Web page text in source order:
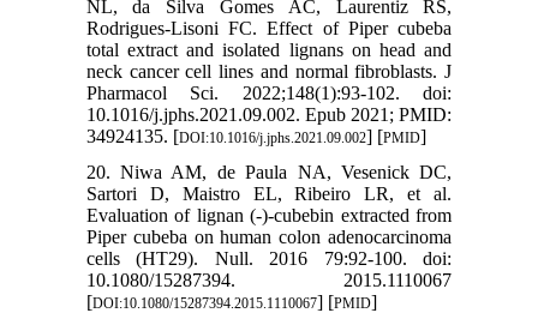
NL, da Silva Gomes AC, Laurentiz RS,
Rodrigues-Lisoni FC. Effect of Piper cubeba
total extract and isolated lignans on head and
neck cancer cell lines and normal fibroblasts. J
Pharmacol Sci. 2022;148(1):93-102. doi:
10.1016/j.jphs.2021.09.002. Epub 2021; PMID:
34924135. [DOI:10.1016/j.jphs.2021.09.002] [PMID]
20. Niwa AM, de Paula NA, Vesenick DC,
Sartori D, Maistro EL, Ribeiro LR, et al.
Evaluation of lignan (-)-cubebin extracted from
Piper cubeba on human colon adenocarcinoma
cells (HT29). Null. 2016 79:92-100. doi:
10.1080/15287394. 2015.1110067
[DOI:10.1080/15287394.2015.1110067] [PMID]